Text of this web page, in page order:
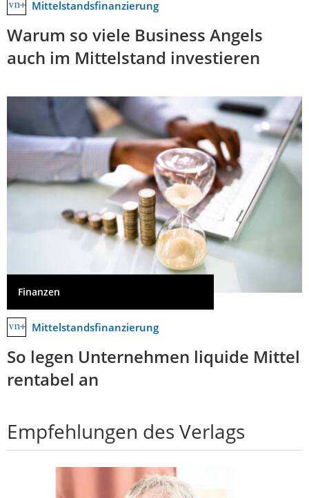
Mittelstandsfinanzierung
Warum so viele Business Angels
auch im Mittelstand investieren
Finanzen
Mittelstandsfinanzierung
So legen Unternehmen liquide Mittel
rentabel an
Empfehlungen des Verlags